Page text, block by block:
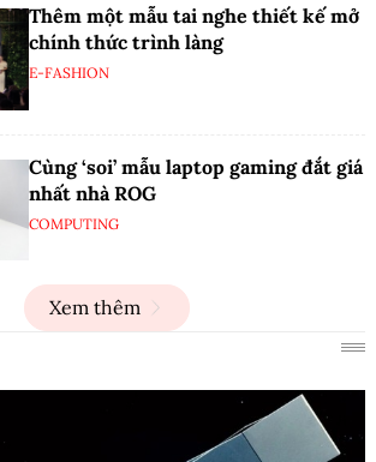
Thêm một mẫu tai nghe thiết kế mở
chính thức trình làng
E-FASHION
Cùng ‘soi’ mẫu laptop gaming đắt giá
nhất nhà ROG
COMPUTING
Xem thêm